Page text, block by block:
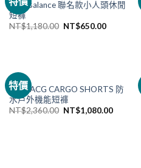
New Balance 聯名款小人頭休閒
短褲
NT$1,180.00 NT$650.00
特價
NIKE
NIKE ACG CARGO SHORTS 防
水戶外機能短褲
NT$2,360.00 NT$1,080.00